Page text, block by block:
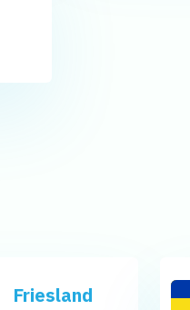
Friesland